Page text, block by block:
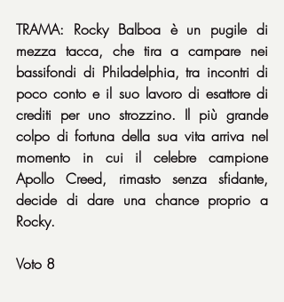
TRAMA: Rocky Balboa è un pugile di
mezza tacca, che tira a campare nei
bassifondi di Philadelphia, tra incontri di
poco conto e il suo lavoro di esattore di
crediti per uno strozzino. Il più grande
colpo di fortuna della sua vita arriva nel
momento in cui il celebre campione
Apollo Creed, rimasto senza sfidante,
decide di dare una chance proprio a
Rocky.
Voto 8